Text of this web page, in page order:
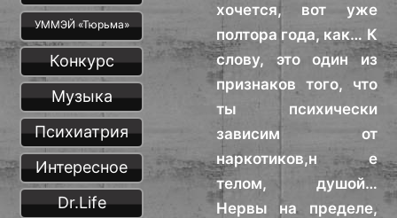
хочется, вот уже
полтора года, как… К
слову, это один из
признаков того, что
ты психически
зависим от
наркотиков,н е
телом, душой…
Нервы на пределе,
УММЭЙ «Тюрьма»
Конкурс
Музыка
Психиатрия
Интересное
Dr.Life